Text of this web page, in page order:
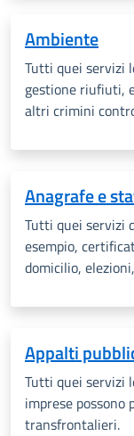
Ambiente
Tutti quei servizi
gestione riufiuti,
altri crimini
Anagrafe e
Tutti quei servizi
esempio,
domicilio,
Appalti
Tutti quei servizi
imprese
transfrontalieri.